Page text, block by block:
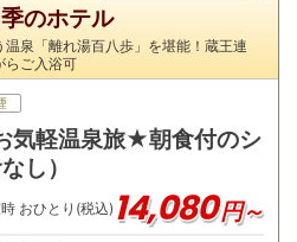
のホテル
泉「離れ湯百八歩」を堪能！蔵王連
らご入浴可
気軽温泉旅★朝食付のシ
し）
おひとり(税込) 14,080円～